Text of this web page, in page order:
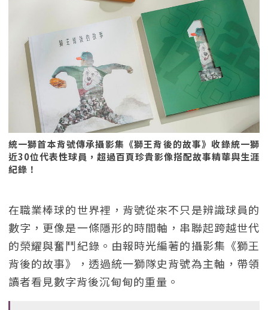
統一獅首本背號傳承攝影集《獅王背後的故事》收錄統一獅
近30位代表性球員，超過百頁珍貴影像搭配故事精華與生涯
紀錄！
在職業棒球的世界裡，背號從來不只是辨識球員的
數字，更像是一條隱形的時間軸，串聯起跨越世代
的榮耀與奮鬥紀錄。由報時光編著的攝影集《獅王
背後的故事》，透過統一獅隊史背號為主軸，帶領
讀者看見數字背後沉甸甸的重量。